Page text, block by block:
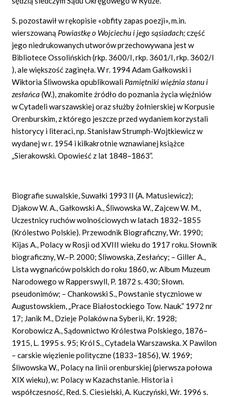
S. pozostawił w rękopisie «obfity zapas poezji», m.in.
wierszowaną Powiastkę o Wojciechu i jego sąsiadach;część
jego niedrukowanych utworów przechowywana jest w
Bibliotece Ossolińskich (rkp. 3600/I, rkp. 3601/I, rkp. 3602/I
), ale większość zaginęła. W r. 1994 Adam Gałkowski i
Wiktoria Śliwowska opublikowali Pamiętniki więźnia stanu i
zesłańca(W.), znakomite źródło do poznania życia więźniów
w Cytadeli warszawskiej oraz służby żołnierskiej w Korpusie
Orenburskim, z którego jeszcze przed wydaniem korzystali
historycy i literaci, np. Stanisław Strumph-Wojtkiewicz w
wydanej w r. 1954 i kilkakrotnie wznawianej książce
„Sierakowski. Opowieść z lat 1848–1863”.
Biografie suwalskie, Suwałki 1993 II (A. Matusiewicz);
Djakow W. A., Gałkowski A., Śliwowska W., Zajcew W. M.,
Uczestnicy ruchów wolnościowych w latach 1832–1855
(Królestwo Polskie). Przewodnik Biograficzny, Wr. 1990;
Kijas A., Polacy w Rosji od XVIII wieku do 1917 roku. Słownik
biograficzny, W.–P. 2000; Śliwowska, Zesłańcy; – Giller A.,
Lista wygnańców polskich do roku 1860, w: Album Muzeum
Narodowego w Rapperswyll, P. 1872 s. 430; Słown.
pseudonimów; – Chankowski S., Powstanie styczniowe w
Augustowskiem, „Prace Białostockiego Tow. Nauk.” 1972 nr
17; Janik M., Dzieje Polaków na Syberii, Kr. 1928;
Korobowicz A., Sądownictwo Królestwa Polskiego, 1876–
1915, L. 1995 s. 95; Król S., Cytadela Warszawska. X Pawilon
– carskie więzienie polityczne (1833–1856), W. 1969;
Śliwowska W., Polacy na linii orenburskiej (pierwsza połowa
XIX wieku), w: Polacy w Kazachstanie. Historia i
współczesność, Red. S. Ciesielski, A. Kuczyński, Wr. 1996 s.